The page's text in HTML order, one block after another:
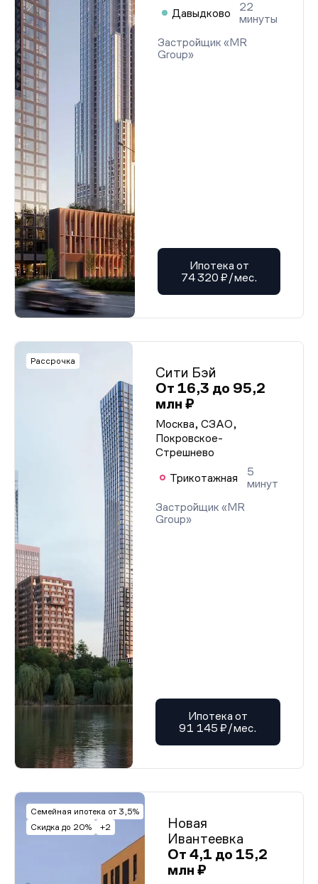
Давыдково
22
минуты
Застройщик «MR
Group»
Ипотека от
74 320 ₽/мес.
Рассрочка
Сити Бэй
От 16,3 до 95,2
млн ₽
Москва, СЗАО,
Покровское-
Стрешнево
Трикотажная
5
минут
Застройщик «MR
Group»
Ипотека от
91 145 ₽/мес.
Семейная ипотека от 3,5%
Скидка до 20%
+2
Новая
Ивантеевка
От 4,1 до 15,2
млн ₽